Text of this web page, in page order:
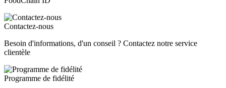
Contactez-nous
Besoin d'informations, d'un conseil ? Contactez notre service
clientèle
Programme de fidélité